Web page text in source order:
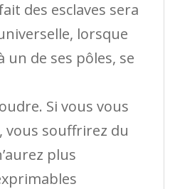
des esclaves sera
lorsque
un de ses pôles, se
Si vous vous
vous souffrirez du
plus